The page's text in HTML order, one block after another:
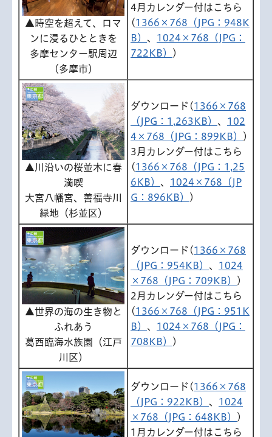
▲時空を超えて、ロマ
ンに浸るひとときを
多摩センター駅周辺
（多摩市）
4月カレンダー付はこちら
(1366×768（JPG：948K
B） 、 1024×768（JPG：
722KB）
)
▲川沿いの桜並木に春
満喫
大宮八幡宮、善福寺川
緑地（杉並区）
ダウンロード(1366×768
（JPG：1,263KB） 、 102
4×768（JPG：899KB）
)
3月カレンダー付はこちら
(1366×768（JPG：1,25
6KB） 、 1024×768（JP
G：896KB）
)
▲世界の海の生き物と
ふれあう
葛西臨海水族園（江戸
川区）
ダウンロード(1366×768
（JPG：954KB） 、 1024
×768（JPG：709KB）
)
2月カレンダー付はこちら
(1366×768（JPG：951K
B） 、 1024×768（JPG：
708KB）
)
ダウンロード(1366×768
（JPG：922KB） 、 1024
×768（JPG：648KB）
)
1月カレンダー付はこちら